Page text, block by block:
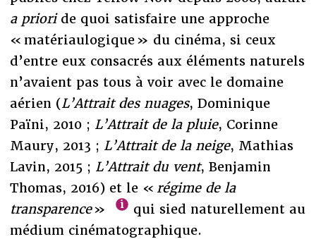
a prioride quoi satisfaire une approche
« matériaulogique » du cinéma, si ceux
d’entre eux consacrés aux éléments naturels
n’avaient pas tous à voir avec le domaine
aérien (L’Attrait des nuages, Dominique
Païni, 2010 ; L’Attrait de la pluie, Corinne
Maury, 2013 ; L’Attrait de la neige, Mathias
Lavin, 2015 ; L’Attrait du vent, Benjamin
Thomas, 2016) et le « régime de la
transparence»
qui sied naturellement au
médium cinématographique.